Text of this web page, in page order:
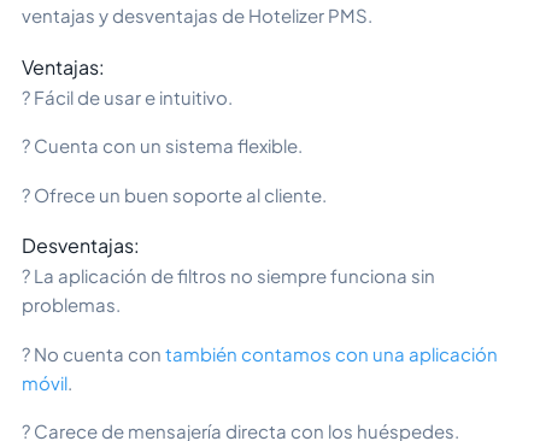
ventajas y desventajas de Hotelizer PMS.
Ventajas:
? Fácil de usar e intuitivo.
? Cuenta con un sistema flexible.
? Ofrece un buen soporte al cliente.
Desventajas:
? La aplicación de filtros no siempre funciona sin
problemas.
? No cuenta con también contamos con una aplicación
móvil.
? Carece de mensajería directa con los huéspedes.